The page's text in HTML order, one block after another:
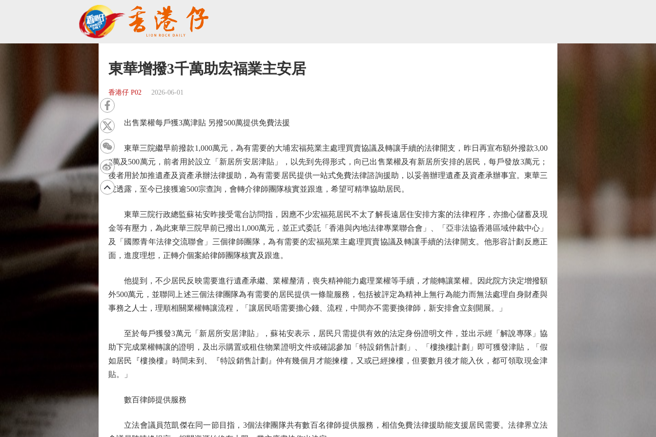
東華增撥3千萬助宏福業主安居
香港仔 P02 2026-06-01
出售業權每戶獲3萬津貼 另撥500萬提供免費法援
東華三院繼早前撥款1,000萬元，為有需要的大埔宏福苑業主處理買賣協議及轉讓手續的法律開支，昨日再宣布額外撥款3,00
0萬及500萬元，前者用於設立「新居所安居津貼」，以先到先得形式，向已出售業權及有新居所安排的居民，每戶發放3萬元；
後者用於加推遺產及資產承辦法律援助，為有需要居民提供一站式免費法律諮詢援助，以妥善辦理遺產及資產承辦事宜。東華三
院透露，至今已接獲逾500宗查詢，會轉介律師團隊核實並跟進，希望可精準協助居民。
東華三院行政總監蘇祐安昨接受電台訪問指，因應不少宏福苑居民不太了解長遠居住安排方案的法律程序，亦擔心儲蓄及現
金等有壓力，為此東華三院早前已撥出1,000萬元，並正式委託「香港與內地法律專業聯合會」、「亞非法協香港區域仲裁中心」
及「國際青年法律交流聯會」三個律師團隊，為有需要的宏福苑業主處理買賣協議及轉讓手續的法律開支。他形容計劃反應正
面，進度理想，正轉介個案給律師團隊核實及跟進。
他提到，不少居民反映需要進行遺產承繼、業權釐清，喪失精神能力處理業權等手續，才能轉讓業權。因此院方決定增撥額
外500萬元，並聯同上述三個法律團隊為有需要的居民提供一條龍服務，包括被評定為精神上無行為能力而無法處理自身財產與
事務之人士，理順相關業權轉讓流程，「讓居民唔需要擔心錢、流程，中間亦不需要換律師，新安排會立刻開展。」
至於每戶獲發3萬元「新居所安居津貼」，蘇祐安表示，居民只需提供有效的法定身份證明文件，並出示經「解說專隊」協
助下完成業權轉讓的證明，及出示購置或租住物業證明文件或確認參加「特設銷售計劃」、「樓換樓計劃」即可獲發津貼，「假
如居民『樓換樓』時間未到、『特設銷售計劃』仲有幾個月才能揀樓，又或已經揀樓，但要數月後才能入伙，都可領取現金津
貼。」
數百律師提供服務
立法會議員范凱傑在同一節目指，3個法律團隊共有數百名律師提供服務，相信免費法律援助能支援居民需要。法律界立法